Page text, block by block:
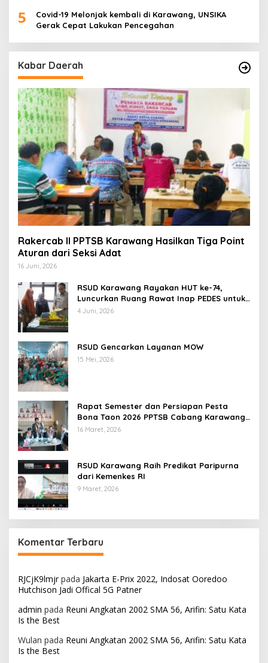
5
Covid-19 Melonjak kembali di Karawang, UNSIKA
Gerak Cepat Lakukan Pencegahan
Kabar Daerah
Rakercab II PPTSB Karawang Hasilkan Tiga Point
Aturan dari Seksi Adat
16 Juni, 2026
RSUD Karawang Rayakan HUT ke-74,
Luncurkan Ruang Rawat Inap PEDES untuk
Tingkatkan Pelayanan Kesehatan
4 Juni, 2026
RSUD Gencarkan Layanan MOW
15 Mei, 2026
Rapat Semester dan Persiapan Pesta
Bona Taon 2026 PPTSB Cabang Karawang
Digelar
16 Maret, 2026
RSUD Karawang Raih Predikat Paripurna
dari Kemenkes RI
9 Maret, 2026
Komentar Terbaru
RJCjK9lmjrpada Jakarta E-Prix 2022, Indosat Ooredoo
Hutchison Jadi Offical 5G Patner
admin pada Reuni Angkatan 2002 SMA 56, Arifin: Satu Kata
Is the Best
Wulan pada Reuni Angkatan 2002 SMA 56, Arifin: Satu Kata
Is the Best